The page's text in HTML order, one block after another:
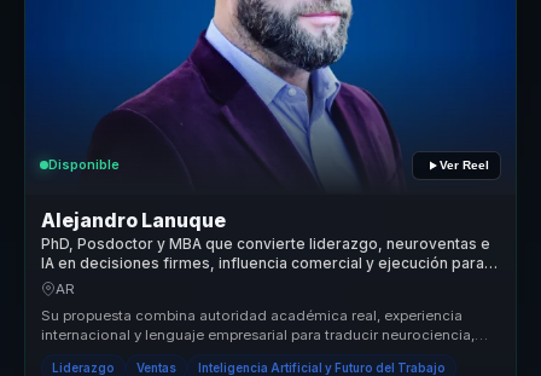
Disponible Ver Reel
Alejandro Lanuque
PhD, Posdoctor y MBA que convierte liderazgo, neuroventas e
IA en decisiones firmes, influencia comercial y ejecución para
líderes y equipos
AR
Su propuesta combina autoridad académica real, experiencia
internacional y lenguaje empresarial para traducir neurociencia,
power skills ...
Liderazgo Ventas Inteligencia Artificial y Futuro del Trabajo